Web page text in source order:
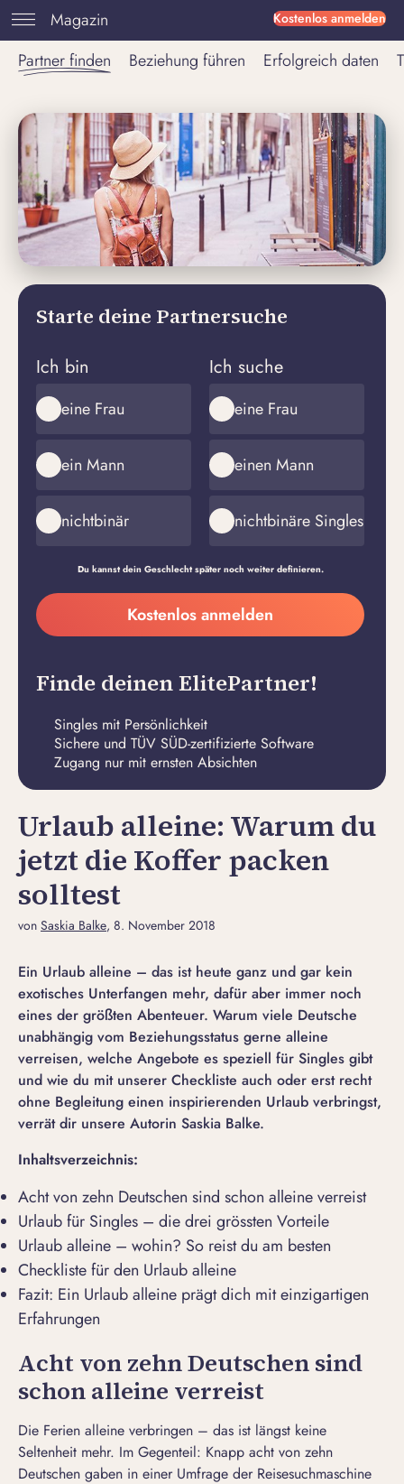
Kostenlos anmelden
Magazin
Partner finden
Beziehung führen Erfolgreich daten
Starte deine Partnersuche
Ich bin
eine Frau
ein Mann
nichtbinär
Ich suche
eine Frau
einen Mann
nichtbinäre Singles
Du kannst dein Geschlecht später noch weiter definieren.
Meine
E-
Adresse
erstellen
Kostenlos anmelden
Finde deinen ElitePartner!
Singles mit Persönlichkeit
Sichere und TÜV SÜD-zertifizierte Software
Zugang nur mit ernsten Absichten
Urlaub alleine: Warum du
jetzt die Koffer packen
solltest
von Saskia Balke, 8. November 2018
Ein Urlaub alleine – das ist heute ganz und gar kein
exotisches Unterfangen mehr, dafür aber immer noch
eines der größten Abenteuer. Warum viele Deutsche
unabhängig vom Beziehungsstatus gerne alleine
verreisen, welche Angebote es speziell für Singles gibt
und wie du mit unserer Checkliste auch oder erst recht
ohne Begleitung einen inspirierenden Urlaub verbringst,
verrät dir unsere Autorin Saskia Balke.
Inhaltsverzeichnis:
Acht von zehn Deutschen sind schon alleine verreist
Urlaub für Singles – die drei grössten Vorteile
Urlaub alleine – wohin? So reist du am besten
Checkliste für den Urlaub alleine
Fazit: Ein Urlaub alleine prägt dich mit einzigartigen
Erfahrungen
Acht von zehn Deutschen sind
schon alleine verreist
Die Ferien alleine verbringen – das ist längst keine
Seltenheit mehr. Im Gegenteil: Knapp acht von zehn
Deutschen gaben in einer Umfrage der Reisesuchmaschine